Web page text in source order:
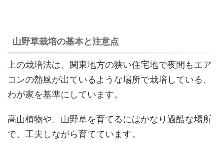
山野草栽培の基本と注意点
上の栽培法は、関東地方の狭い住宅地で夜間もエア
コンの熱風が出ているような場所で栽培している、
わが家を基準にしています。
高山植物や、山野草を育てるにはかなり過酷な場所
で、工夫しながら育てています。